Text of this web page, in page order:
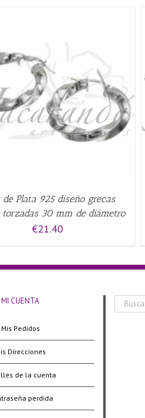
de Plata 925 diseño grecas
torzadas 30 mm de diámetro
€21.40
AL CARRITO / QUICK VIEW
MI CUENTA
Mis Pedidos
Direcciones
de la cuenta
perdida
Buscar: